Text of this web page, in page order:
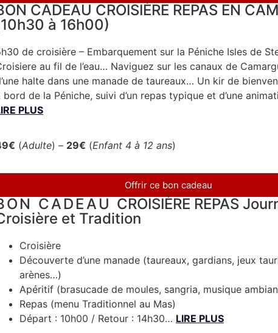
CADEAU CROISIÈRE REPAS EN
à 16h00)
de croisière – Embarquement sur la Péniche Isles de
au fil de l’eau… Naviguez sur les canaux de
halte dans une manade de taureaux… Un kir de
bord de la Péniche, suivi d’un repas typique et d’une
PLUS
(Adulte) – 29€ (Enfant 4 à 12 ans)
Offrir ce bon cadeau
CADEAU CROISIÈRE REPAS
et Tradition
Croisière
Découverte d’une manade (taureaux, gardians, jeux
arènes…)
Apéritif (brasucade de moules, sangria, musique
Repas (menu Traditionnel au Mas)
Départ : 10h00 / Retour : 14h30… LIRE PLUS